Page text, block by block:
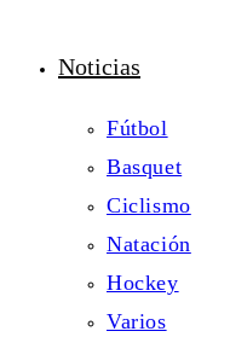
Noticias
Fútbol
Basquet
Ciclismo
Natación
Hockey
Varios